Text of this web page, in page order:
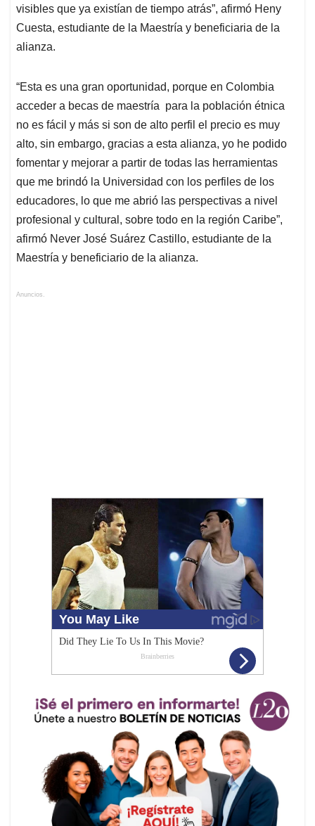
visibles que ya existían de tiempo atrás”, afirmó Heny
Cuesta, estudiante de la Maestría y beneficiaria de la
alianza.
“Esta es una gran oportunidad, porque en Colombia
acceder a becas de maestría para la población étnica
no es fácil y más si son de alto perfil el precio es muy
alto, sin embargo, gracias a esta alianza, yo he podido
fomentar y mejorar a partir de todas las herramientas
que me brindó la Universidad con los perfiles de los
educadores, lo que me abrió las perspectivas a nivel
profesional y cultural, sobre todo en la región Caribe”,
afirmó Never José Suárez Castillo, estudiante de la
Maestría y beneficiario de la alianza.
Anuncios.